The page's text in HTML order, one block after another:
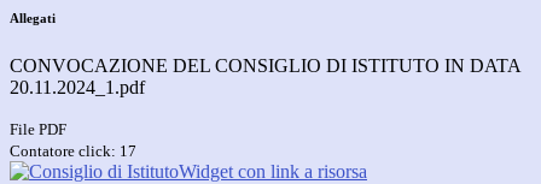
Allegati
CONVOCAZIONE DEL CONSIGLIO DI ISTITUTO IN DATA
20.11.2024_1.pdf
File PDF
Contatore click: 17
Widget con link a risorsa